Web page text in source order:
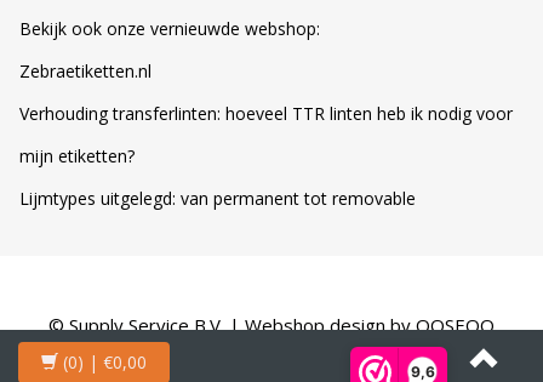
9,6
Bekijk ook onze vernieuwde webshop:
Zebraetiketten.nl
Verhouding transferlinten: hoeveel TTR linten heb ik nodig voor
mijn etiketten?
Lijmtypes uitgelegd: van permanent tot removable
© Supply Service B.V. | Webshop design byOOSEOO
(0) | €0,00